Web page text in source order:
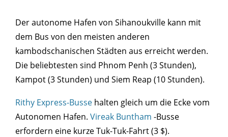
Der autonome Hafen von Sihanoukville kann mit
dem Bus von den meisten anderen
kambodschanischen Städten aus erreicht werden.
Die beliebtesten sind Phnom Penh (3 Stunden),
Kampot (3 Stunden) und Siem Reap (10 Stunden).
Rithy Express-Busse halten gleich um die Ecke vom
Autonomen Hafen. Vireak Buntham -Busse
erfordern eine kurze Tuk-Tuk-Fahrt (3 $).